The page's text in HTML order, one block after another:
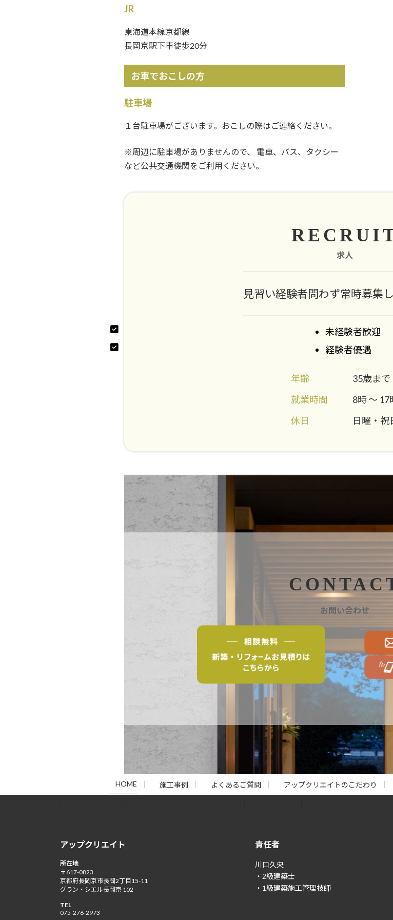
JR
東海道本線京都線
長岡京駅下車徒歩20分
お車でおこしの方
駐車場
１台駐車場がございます。おこしの際はご連絡ください。
※周辺に駐車場がありませんので、 電車、バス、タクシー
など公共交通機関をご利用ください。
求人
見習い経験者問わず常時募集
未経験者歓迎
経験者優遇
年齢
就業時間
休日
35歳まで
8時 〜 17
日曜・祝
お問い合わせ
HOME 施工事例 よくあるご質問 アップクリエイトのこだわり
アップクリエイト
所在地
〒617-0823
京都府長岡京市長岡2丁目15-11
グラン・シエル長岡京 102
TEL
075-276-2973
責任者
川口久央
・2級建築士
・1級建築施工管理技師